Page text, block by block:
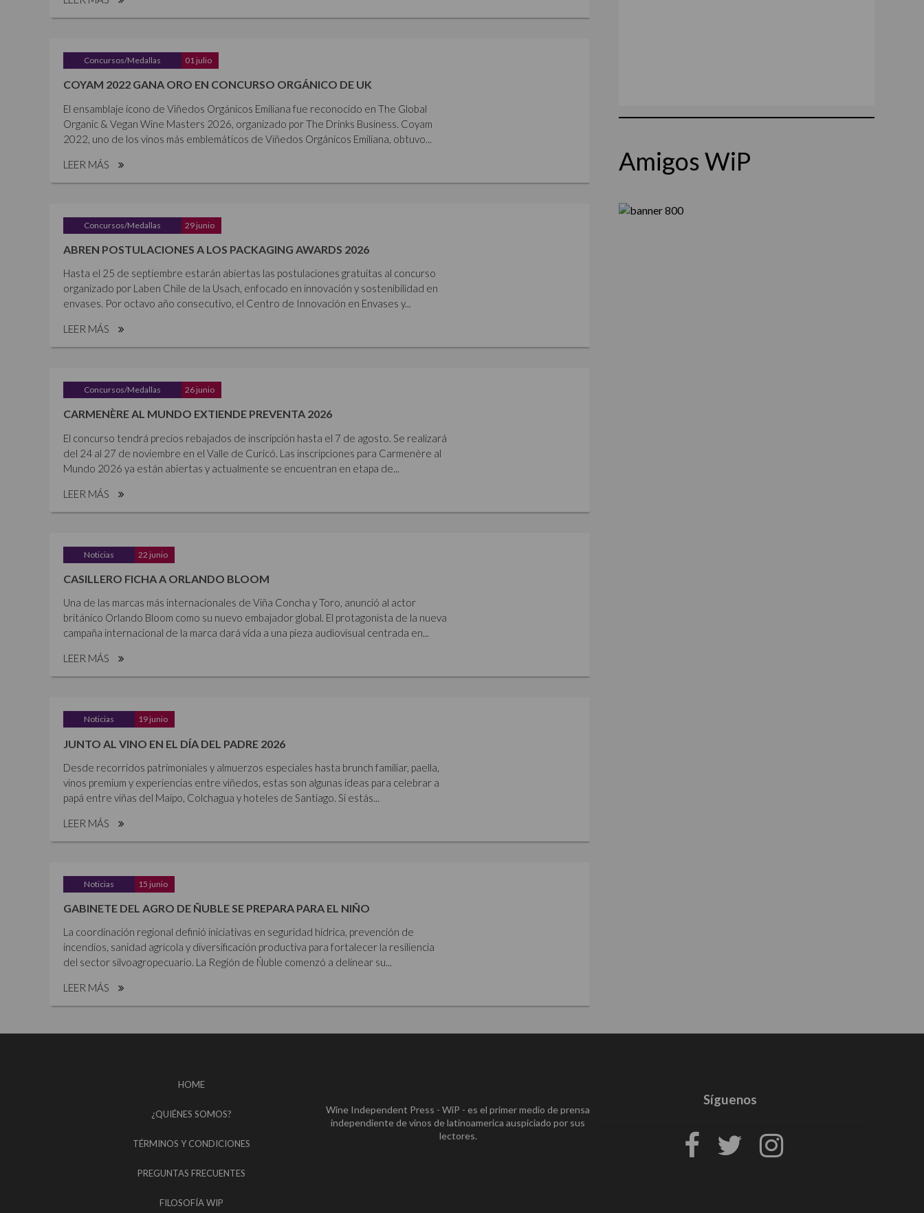
Concursos/Medallas 01 julio
COYAM 2022 GANA ORO EN CONCURSO ORGÁNICO DE UK
El ensamblaje ícono de Viñedos Orgánicos Emiliana fue reconocido en The Global
Organic & Vegan Wine Masters 2026, organizado por The Drinks Business. Coyam
2022, uno de los vinos más emblemáticos de Viñedos Orgánicos Emiliana, obtuvo...
LEER MÁS
Concursos/Medallas 29 junio
ABREN POSTULACIONES A LOS PACKAGING AWARDS 2026
Hasta el 25 de septiembre estarán abiertas las postulaciones gratuitas al concurso
organizado por Laben Chile de la Usach, enfocado en innovación y sostenibilidad en
envases. Por octavo año consecutivo, el Centro de Innovación en Envases y...
LEER MÁS
Concursos/Medallas 26 junio
CARMENÈRE AL MUNDO EXTIENDE PREVENTA 2026
El concurso tendrá precios rebajados de inscripción hasta el 7 de agosto. Se realizará
del 24 al 27 de noviembre en el Valle de Curicó. Las inscripciones para Carmenère al
Mundo 2026 ya están abiertas y actualmente se encuentran en etapa de...
LEER MÁS
Noticias 22 junio
CASILLERO FICHA A ORLANDO BLOOM
Una de las marcas más internacionales de Viña Concha y Toro, anunció al actor
británico Orlando Bloom como su nuevo embajador global. El protagonista de la nueva
campaña internacional de la marca dará vida a una pieza audiovisual centrada en...
LEER MÁS
Noticias 19 junio
JUNTO AL VINO EN EL DÍA DEL PADRE 2026
Desde recorridos patrimoniales y almuerzos especiales hasta brunch familiar, paella,
vinos premium y experiencias entre viñedos, estas son algunas ideas para celebrar a
papá entre viñas del Maipo, Colchagua y hoteles de Santiago. Si estás...
LEER MÁS
Noticias 15 junio
GABINETE DEL AGRO DE ÑUBLE SE PREPARA PARA EL NIÑO
La coordinación regional definió iniciativas en seguridad hídrica, prevención de
incendios, sanidad agrícola y diversificación productiva para fortalecer la resiliencia
del sector silvoagropecuario. La Región de Ñuble comenzó a delinear su...
LEER MÁS
Amigos WiP
HOME
¿QUIÉNES SOMOS?
TÉRMINOS Y CONDICIONES
PREGUNTAS FRECUENTES
FILOSOFÍA WIP
Wine Independent Press - WiP - es el primer medio de prensa
independiente de vinos de latinoamerica auspiciado por sus
lectores.
Síguenos